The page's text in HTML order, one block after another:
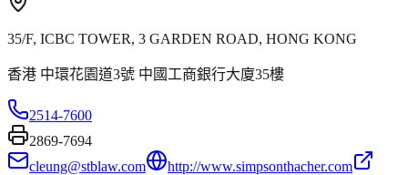
35/F, ICBC TOWER, 3 GARDEN ROAD, HONG KONG
香港 中環花園道3號 中國工商銀行大廈35樓
2514-7600
2869-7694
cleung@stblaw.com
http://www.simpsonthacher.com